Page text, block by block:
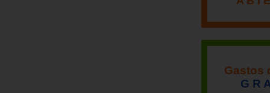
Gastos
G R